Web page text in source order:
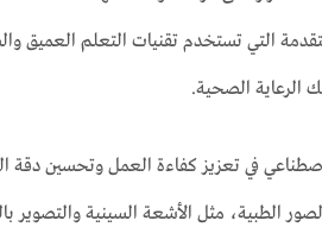
التي تستخدم تقنيات التعلم
الرعاية الصحية.
في تعزيز كفاءة العمل وتحسين دقة
الطبية، مثل الأشعة السينية والتصوير